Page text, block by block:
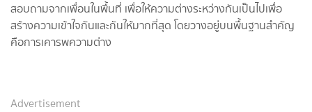
สอบถามจากเพื่อนในพื้นที่ เพื่อให้ความต่างระหว่างกันเป็นไปเพื่อ
สร้างความเข้าใจกันและกันให้มากที่สุด โดยวางอยู่บนพื้นฐานสำคัญ
คือการเคารพความต่าง
Advertisement